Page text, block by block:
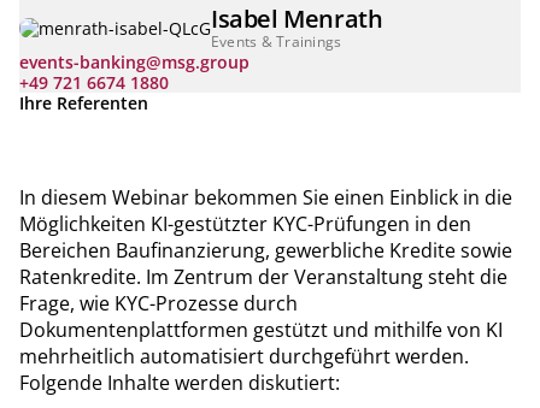
Isabel Menrath
Events & Trainings
events-banking@msg.group
+49 721 6674 1880
Ihre Referenten
In diesem Webinar bekommen Sie einen Einblick in die
Möglichkeiten KI-gestützter KYC-Prüfungen in den
Bereichen Baufinanzierung, gewerbliche Kredite sowie
Ratenkredite. Im Zentrum der Veranstaltung steht die
Frage, wie KYC-Prozesse durch
Dokumentenplattformen gestützt und mithilfe von KI
mehrheitlich automatisiert durchgeführt werden.
Folgende Inhalte werden diskutiert: